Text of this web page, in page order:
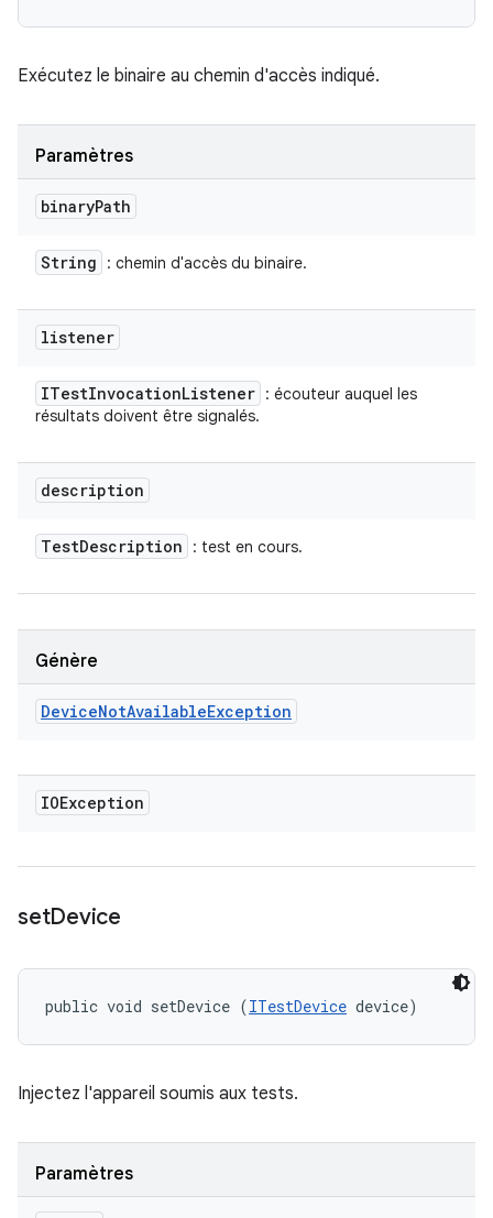
Exécutez le binaire au chemin d'accès indiqué.
Paramètres
binaryPath
String : chemin d'accès du binaire.
listener
ITestInvocationListener : écouteur auquel les
résultats doivent être signalés.
description
TestDescription : test en cours.
Génère
DeviceNotAvailableException
IOException
setDevice
public void setDevice (ITestDevice device)
Injectez l'appareil soumis aux tests.
Paramètres